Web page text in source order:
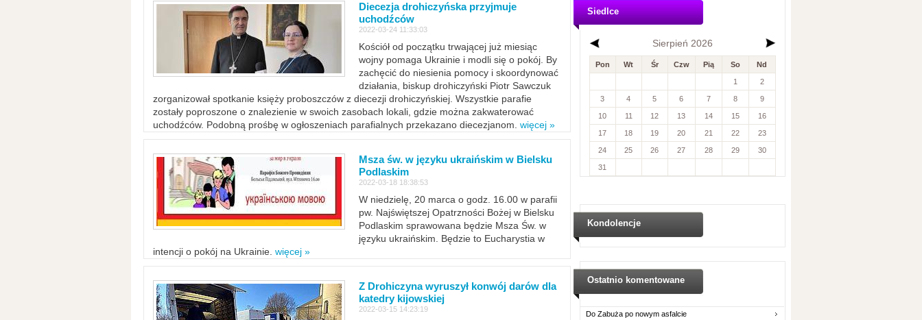
Diecezja drohiczyńska przyjmuje
uchodźców
2022-03-24 11:33:03
Kościół od początku trwającej już miesiąc
wojny pomaga Ukrainie i modli się o pokój. By
zachęcić do niesienia pomocy i skoordynować
działania, biskup drohiczyński Piotr Sawczuk
zorganizował spotkanie księży proboszczów z diecezji drohiczyńskiej. Wszystkie parafie
zostały poproszone o znalezienie w swoich zasobach lokali, gdzie można zakwaterować
uchodźców. Podobną prośbę w ogłoszeniach parafialnych przekazano diecezjanom. więcej »
Msza św. w języku ukraińskim w Bielsku
Podlaskim
2022-03-18 18:38:53
W niedzielę, 20 marca o godz. 16.00 w parafii
pw. Najświętszej Opatrzności Bożej w Bielsku
Podlaskim sprawowana będzie Msza Św. w
języku ukraińskim. Będzie to Eucharystia w
intencji o pokój na Ukrainie. więcej »
Z Drohiczyna wyruszył konwój darów dla
katedry kijowskiej
2022-03-15 14:23:19
Siedlce
Sierpień 2026
Pon Wt Śr Czw Pią So Nd
1 2
3 4 5 6 7 8 9
10 11 12 13 14 15 16
17 18 19 20 21 22 23
24 25 26 27 28 29 30
31
Kondolencje
Ostatnio komentowane
Do Zabuża po nowym asfalcie